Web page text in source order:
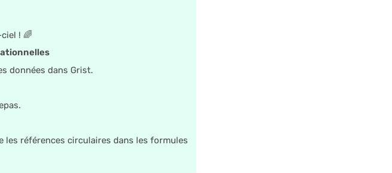
! 🌈
données dans Grist.
références circulaires dans les formules